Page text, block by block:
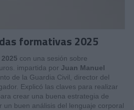
formativas 2025
con una sesión sobre
impartida por Juan Manuel
de la Guardia Civil, director del
Explicó las claves para realizar
crear una buena estrategia de
un buen análisis del lenguaje corporal